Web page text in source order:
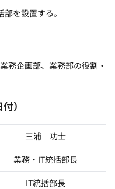
を設置する。
務企画部、業務部の役割・
）
三浦 功士
業務・IT統括部長
IT統括部長